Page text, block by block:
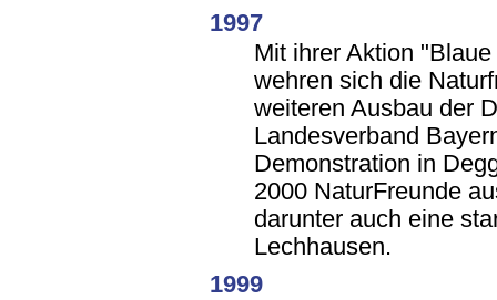
1997
Mit ihrer Aktion
wehren sich die
weiteren Ausbau der
Landesverband
Demonstration in
2000 NaturFreunde
darunter auch eine
Lechhausen.
1999